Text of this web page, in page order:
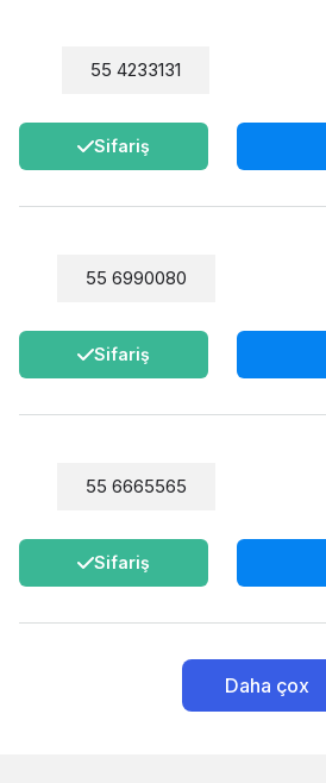
55 4233131
Sifariş
55 6990080
Sifariş
55 6665565
Sifariş
Daha çox